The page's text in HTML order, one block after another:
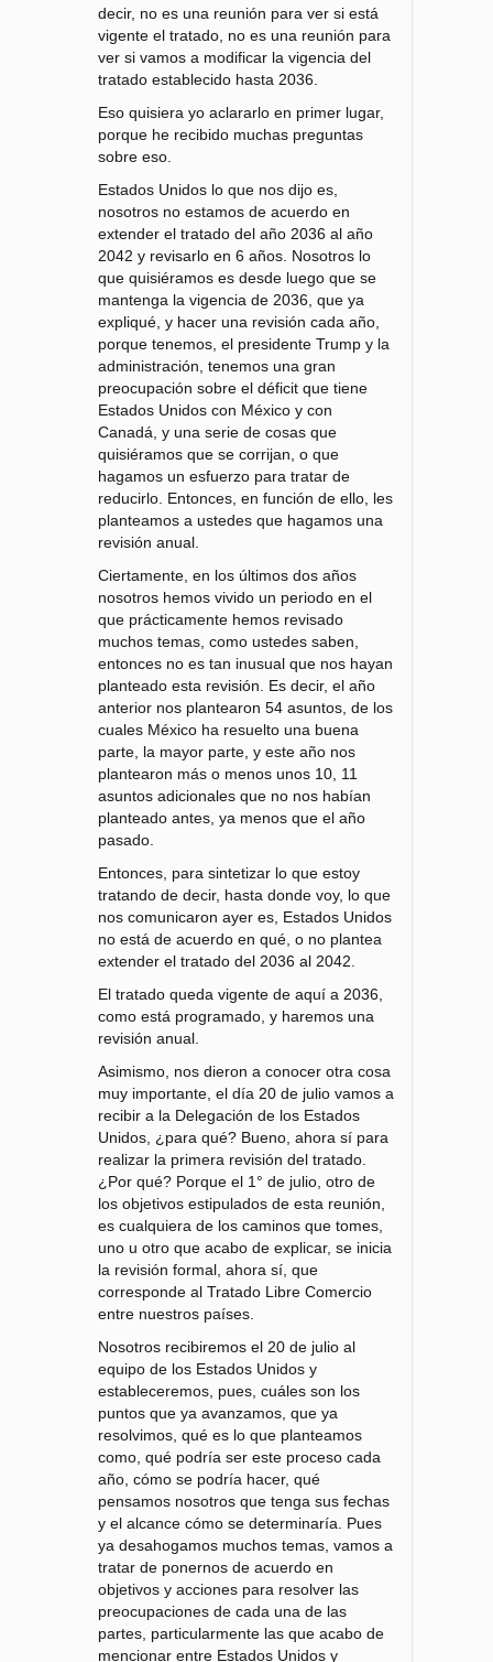
decir, no es una reunión para ver si está
vigente el tratado, no es una reunión para
ver si vamos a modificar la vigencia del
tratado establecido hasta 2036.
Eso quisiera yo aclararlo en primer lugar,
porque he recibido muchas preguntas
sobre eso.
Estados Unidos lo que nos dijo es,
nosotros no estamos de acuerdo en
extender el tratado del año 2036 al año
2042 y revisarlo en 6 años. Nosotros lo
que quisiéramos es desde luego que se
mantenga la vigencia de 2036, que ya
expliqué, y hacer una revisión cada año,
porque tenemos, el presidente Trump y la
administración, tenemos una gran
preocupación sobre el déficit que tiene
Estados Unidos con México y con
Canadá, y una serie de cosas que
quisiéramos que se corrijan, o que
hagamos un esfuerzo para tratar de
reducirlo. Entonces, en función de ello, les
planteamos a ustedes que hagamos una
revisión anual.
Ciertamente, en los últimos dos años
nosotros hemos vivido un periodo en el
que prácticamente hemos revisado
muchos temas, como ustedes saben,
entonces no es tan inusual que nos hayan
planteado esta revisión. Es decir, el año
anterior nos plantearon 54 asuntos, de los
cuales México ha resuelto una buena
parte, la mayor parte, y este año nos
plantearon más o menos unos 10, 11
asuntos adicionales que no nos habían
planteado antes, ya menos que el año
pasado.
Entonces, para sintetizar lo que estoy
tratando de decir, hasta donde voy, lo que
nos comunicaron ayer es, Estados Unidos
no está de acuerdo en qué, o no plantea
extender el tratado del 2036 al 2042.
El tratado queda vigente de aquí a 2036,
como está programado, y haremos una
revisión anual.
Asimismo, nos dieron a conocer otra cosa
muy importante, el día 20 de julio vamos a
recibir a la Delegación de los Estados
Unidos, ¿para qué? Bueno, ahora sí para
realizar la primera revisión del tratado.
¿Por qué? Porque el 1° de julio, otro de
los objetivos estipulados de esta reunión,
es cualquiera de los caminos que tomes,
uno u otro que acabo de explicar, se inicia
la revisión formal, ahora sí, que
corresponde al Tratado Libre Comercio
entre nuestros países.
Nosotros recibiremos el 20 de julio al
equipo de los Estados Unidos y
estableceremos, pues, cuáles son los
puntos que ya avanzamos, que ya
resolvimos, qué es lo que planteamos
como, qué podría ser este proceso cada
año, cómo se podría hacer, qué
pensamos nosotros que tenga sus fechas
y el alcance cómo se determinaría. Pues
ya desahogamos muchos temas, vamos a
tratar de ponernos de acuerdo en
objetivos y acciones para resolver las
preocupaciones de cada una de las
partes, particularmente las que acabo de
mencionar entre Estados Unidos y